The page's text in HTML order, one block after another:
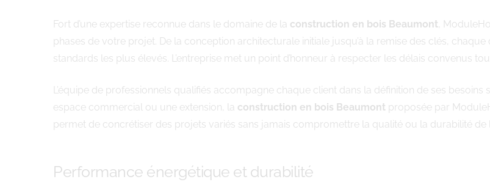
Fort d’une expertise reconnue dans le domaine de la construction en bois Beaumont ,
phases de votre projet. De la conception architecturale initiale jusqu’à la remise des clés,
standards les plus élevés. L’entreprise met un point d’honneur à respecter les délais convenus
L’équipe de professionnels qualifiés accompagne chaque client dans la définition de ses
espace commercial ou une extension, la construction en bois Beaumont proposée par
permet de concrétiser des projets variés sans jamais compromettre la qualité ou la durabilité de
Performance énergétique et durabilité